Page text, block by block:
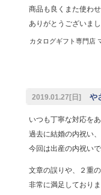
商品も良くまた使わ
ありがとうございまし
カタログギフト専門
2019.01.27[日] や
いつも丁寧な対応を
過去に結婚の内祝い
今回は出産の内祝い
文章の誤りや、２重
非常に満足しておりま